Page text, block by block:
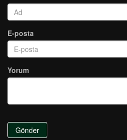
E-posta
Yorum
Gönder